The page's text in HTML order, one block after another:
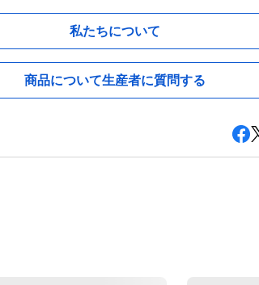
私たちについて
商品について生産者に質問する